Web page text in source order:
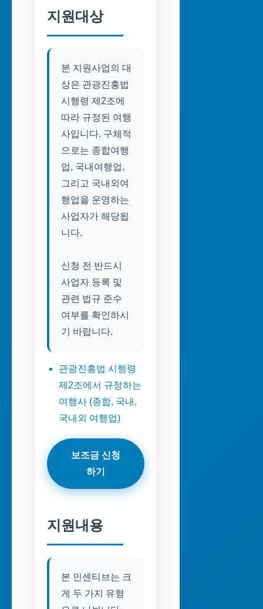
지원대상
본 지원사업의 대
상은 관광진흥법
시행령 제2조에
따라 규정된 여행
사입니다. 구체적
으로는 종합여행
업, 국내여행업,
그리고 국내외여
행업을 운영하는
사업자가 해당됩
니다.
신청 전 반드시
사업자 등록 및
관련 법규 준수
여부를 확인하시
기 바랍니다.
관광진흥법 시행령
제2조에서 규정하는
여행사 (종합, 국내,
국내외 여행업)
보조금 신청
하기
지원내용
본 인센티브는 크
게 두 가지 유형